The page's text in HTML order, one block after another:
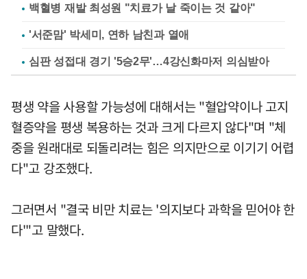
백혈병 재발 최성원 "치료가 날 죽이는 것 같아"
'서준맘' 박세미, 연하 남친과 열애
심판 성접대 경기 '5승2무'…4강신화마저 의심받아
평생 약을 사용할 가능성에 대해서는 "혈압약이나 고지
혈증약을 평생 복용하는 것과 크게 다르지 않다"며 "체
중을 원래대로 되돌리려는 힘은 의지만으로 이기기 어렵
다"고 강조했다.
그러면서 "결국 비만 치료는 '의지보다 과학을 믿어야 한
다'"고 말했다.